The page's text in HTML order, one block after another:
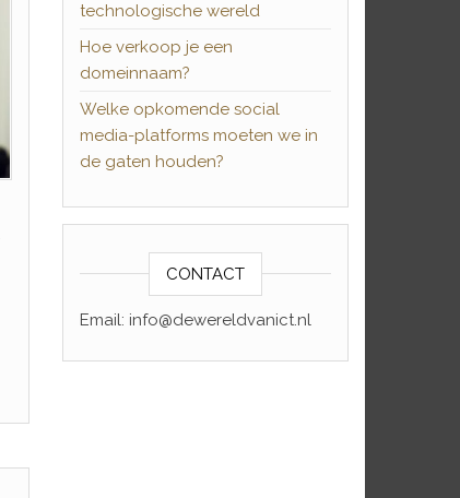
technologische wereld
Hoe verkoop je een
domeinnaam?
Welke opkomende social
media-platforms moeten we in
de gaten houden?
CONTACT
Email: info@dewereldvanict.nl